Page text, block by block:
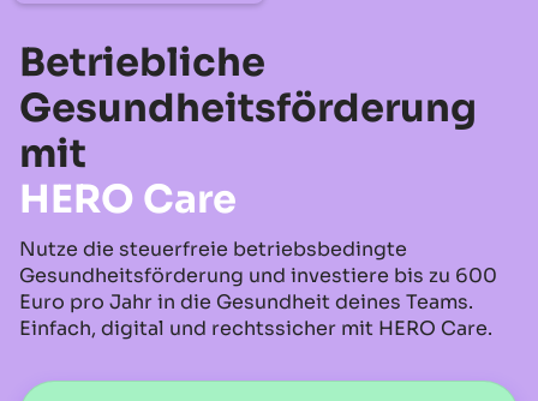
Betriebliche
Gesundheitsförderung
mit
HERO Care
Nutze die steuerfreie betriebsbedingte
Gesundheitsförderung und investiere bis zu 600
Euro pro Jahr in die Gesundheit deines Teams.
Einfach, digital und rechtssicher mit HERO Care.